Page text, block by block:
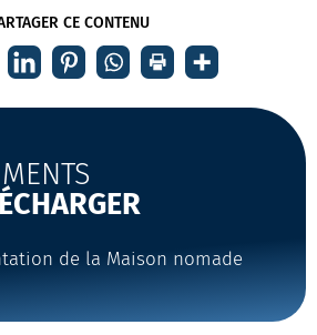
CE CONTENU
de la Maison nomade